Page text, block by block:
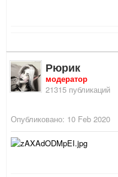
Рюрик
модератор
21315 публикаций
Опубликовано: 10 Feb 2020